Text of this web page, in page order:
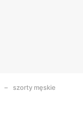
szorty męskie